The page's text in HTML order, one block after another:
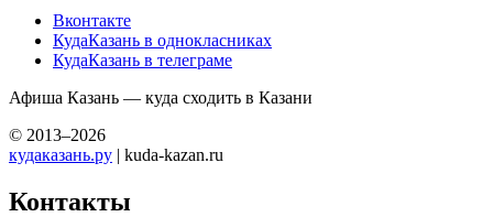
Вконтакте
КудаКазань в однокласниках
КудаКазань в телеграме
Афиша Казань — куда сходить в Казани
© 2013–2026
кудаказань.ру | kuda-kazan.ru
Контакты